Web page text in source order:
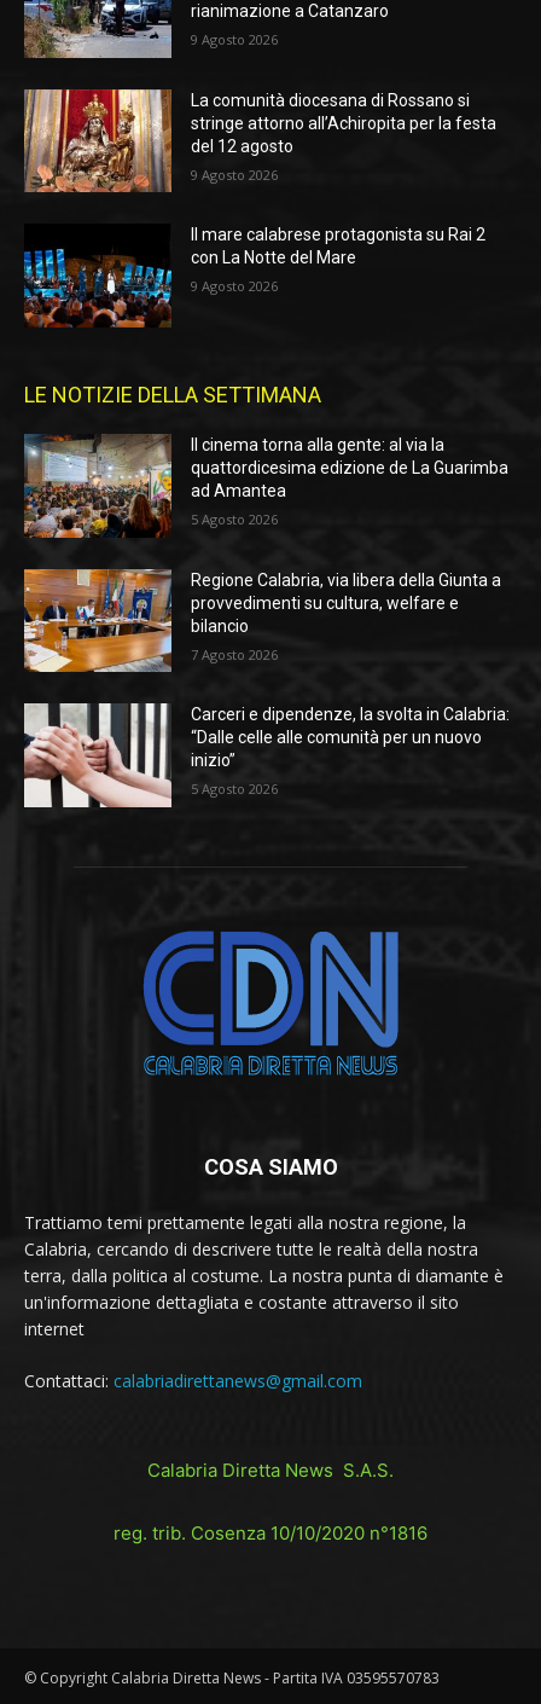
rianimazione a Catanzaro
9 Agosto 2026
La comunità diocesana di Rossano si
stringe attorno all’Achiropita per la festa
del 12 agosto
9 Agosto 2026
Il mare calabrese protagonista su Rai 2
con La Notte del Mare
9 Agosto 2026
LE NOTIZIE DELLA SETTIMANA
Il cinema torna alla gente: al via la
quattordicesima edizione de La Guarimba
ad Amantea
5 Agosto 2026
Regione Calabria, via libera della Giunta a
provvedimenti su cultura, welfare e
bilancio
7 Agosto 2026
Carceri e dipendenze, la svolta in Calabria:
“Dalle celle alle comunità per un nuovo
inizio”
5 Agosto 2026
COSA SIAMO
Trattiamo temi prettamente legati alla nostra regione, la
Calabria, cercando di descrivere tutte le realtà della nostra
terra, dalla politica al costume. La nostra punta di diamante è
un'informazione dettagliata e costante attraverso il sito
internet
Contattaci: calabriadirettanews@gmail.com
Calabria Diretta News S.A.S.
reg. trib. Cosenza 10/10/2020 n°1816
© Copyright Calabria Diretta News - Partita IVA 03595570783